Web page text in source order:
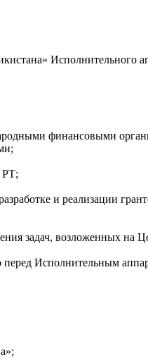
Исполнительного
финансовыми
РТ;
и реализации
задач, возложенных на
перед Исполнительным